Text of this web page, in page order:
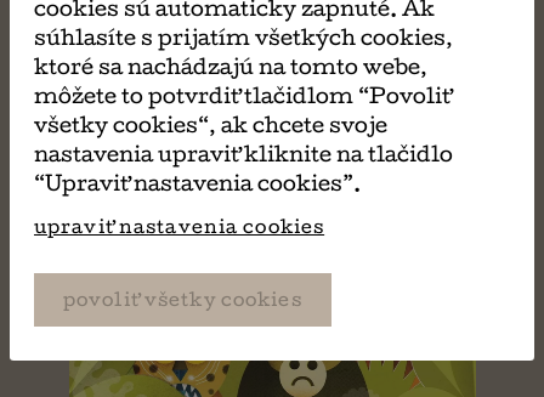
cookies sú automaticky zapnuté. Ak
súhlasíte s prijatím všetkých cookies,
ktoré sa nachádzajú na tomto webe,
môžete to potvrdiť tlačidlom “Povoliť
všetky cookies“, ak chcete svoje
nastavenia upraviť kliknite na tlačidlo
“Upraviť nastavenia cookies”.
upraviť nastavenia cookies
povoliť všetky cookies